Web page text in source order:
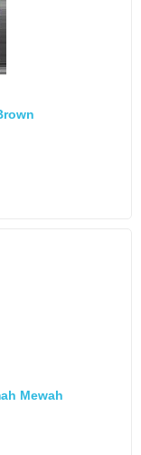
Mewah